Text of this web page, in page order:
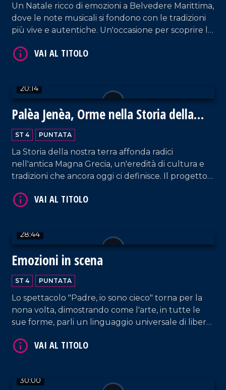
Un Natale ricco di emozioni a Belvedere Marittima,
dove le note musicali si fondono con le tradizioni
più vive e autentiche. Un'occasione per scoprire le
20:14
Palèa Jenèa, Orme nella Storia della
Calabria Greca
ST 4 PUNTATA
La Storia della nostra terra affonda radici
nell'antica Magna Grecia, un'eredità di cultura e
tradizioni che ancora oggi ci definisce. Il progetto
profondo, coinvolgendo tutte le scuole di Reggio
28:44
Emozioni in scena
ST 4 PUNTATA
Lo spettacolo "Padre, io sono cieco" torna per la
nona volta, dimostrando come l'arte, in tutte le
sue forme, parli un linguaggio universale di libertà
VAI AL TITOLO
30:00
VAI AL TITOLO
VAI AL TITOLO